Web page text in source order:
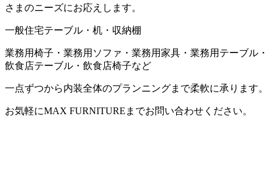
さまのニーズにお応えします。
一般住宅テーブル・机・収納棚
業務用椅子・業務用ソファ・業務用家具・業務用テーブル・
飲食店テーブル・飲食店椅子など
一点ずつから内装全体のプランニングまで柔軟に承ります。
お気軽にMAX FURNITUREまでお問い合わせください。